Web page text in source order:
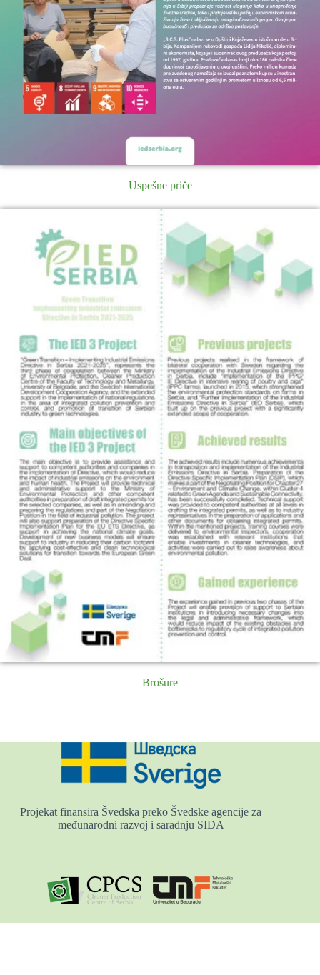
Uspešne priče
Brošure
Projekat finansira Švedska preko Švedske agencije za
međunarodni razvoj i saradnju SIDA